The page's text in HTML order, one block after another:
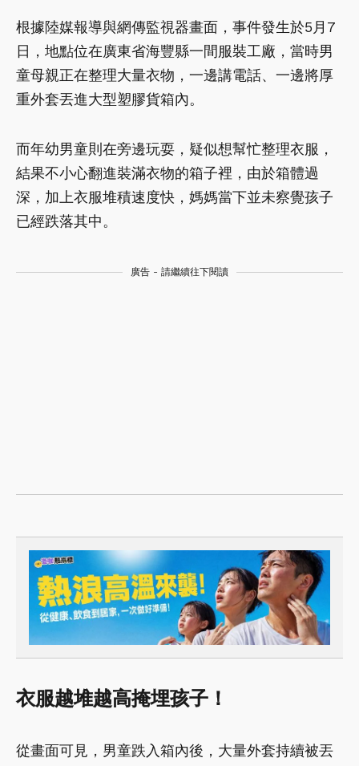
根據陸媒報導與網傳監視器畫面，事件發生於5月7
日，地點位在廣東省海豐縣一間服裝工廠，當時男
童母親正在整理大量衣物，一邊講電話、一邊將厚
重外套丟進大型塑膠貨箱內。
而年幼男童則在旁邊玩耍，疑似想幫忙整理衣服，
結果不小心翻進裝滿衣物的箱子裡，由於箱體過
深，加上衣服堆積速度快，媽媽當下並未察覺孩子
已經跌落其中。
廣告 - 請繼續往下閱讀
衣服越堆越高掩埋孩子！
從畫面可見，男童跌入箱內後，大量外套持續被丟